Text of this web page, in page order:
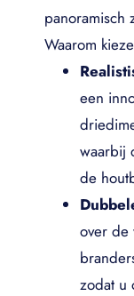
panoramisch
Waarom
een
waarbij
de
over de
zodat u